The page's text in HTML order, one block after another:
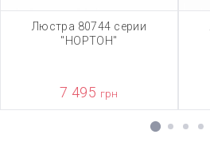
Люстра 80744 серии
"НОРТОН"
7 495 грн
1 2 3 4